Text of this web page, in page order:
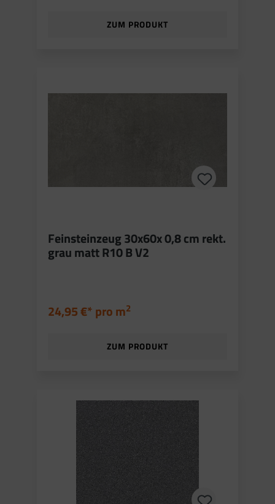
ZUM PRODUKT
Feinsteinzeug 30x60x 0,8 cm rekt.
grau matt R10 B V2
24,95 €* pro m2
ZUM PRODUKT